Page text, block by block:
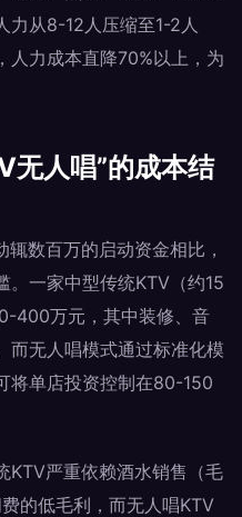
力从8-12人压缩至1-2人
人力成本直降70%以上，为
无人唱”的成本结
数百万的启动资金相比，
。一家中型传统KTV（约15
400万元，其中装修、音
而无人唱模式通过标准化模
将单店投资控制在80-150
KTV严重依赖酒水销售（毛
的低毛利，而无人唱KTV